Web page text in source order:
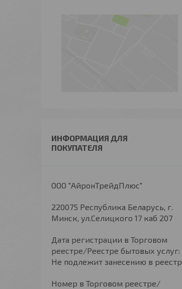
ИНФОРМАЦИЯ ДЛЯ
ПОКУПАТЕЛЯ
ООО "АйронТрейдПлюс"
220075 Республика Беларусь, г.
Минск, ул.Селицкого 17 каб 207
Дата регистрации в Торговом
реестре/Реестре бытовых услуг:
Не подлежит занесению в реестр
Номер в Торговом реестре/